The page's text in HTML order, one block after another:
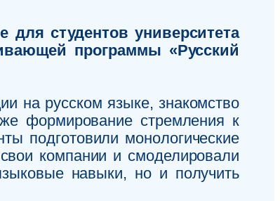
для студентов университета
программы «Русский
на русском языке, знакомство
формирование стремления к
подготовили монологические
компании и смоделировали
навыки, но и получить